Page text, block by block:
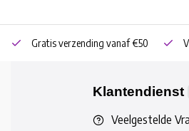
Gratis verzending vanaf €50
Klantendienst
Veelgestelde